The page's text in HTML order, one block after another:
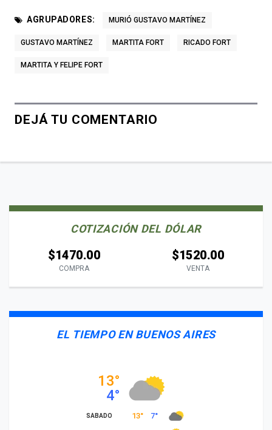
AGRUPADORES: MURIÓ GUSTAVO MARTÍNEZ
GUSTAVO MARTÍNEZ MARTITA FORT RICADO FORT
MARTITA Y FELIPE FORT
DEJÁ TU COMENTARIO
COTIZACIÓN DEL DÓLAR
$1470.00
COMPRA
$1520.00
VENTA
EL TIEMPO EN BUENOS AIRES